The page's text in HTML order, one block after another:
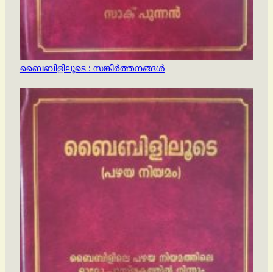
ബൈബിളിലൂടെ : സങ്കീര്‍ത്തനങ്ങള്‍